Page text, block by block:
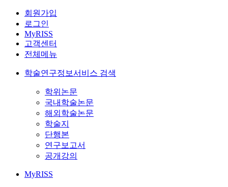
회원가입
로그인
MyRISS
고객센터
전체메뉴
학술연구정보서비스 검색
학위논문
국내학술논문
해외학술논문
학술지
단행본
연구보고서
공개강의
MyRISS